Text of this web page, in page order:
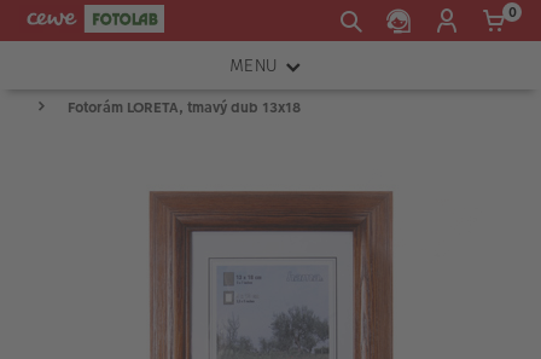
0
MENU
FOTOAPARÁTY
Fotorám LORETA, tmavý dub 13x18